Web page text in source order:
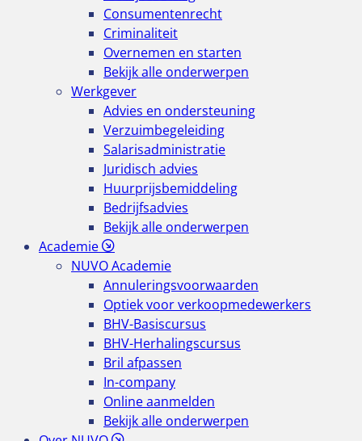
Consumentenrecht
Criminaliteit
Overnemen en starten
Bekijk alle onderwerpen
Werkgever
Advies en ondersteuning
Verzuimbegeleiding
Salarisadministratie
Juridisch advies
Huurprijsbemiddeling
Bedrijfsadvies
Bekijk alle onderwerpen
Academie
NUVO Academie
Annuleringsvoorwaarden
Optiek voor verkoopmedewerkers
BHV-Basiscursus
BHV-Herhalingscursus
Bril afpassen
In-company
Online aanmelden
Bekijk alle onderwerpen